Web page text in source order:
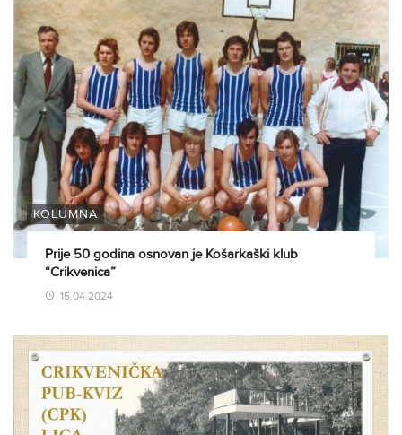
KOLUMNA
Prije 50 godina osnovan je Košarkaški klub
“Crikvenica”
15.04.2024